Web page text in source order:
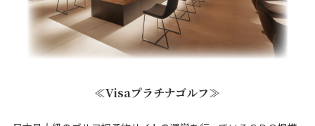
≪Visaプラチナゴルフ≫